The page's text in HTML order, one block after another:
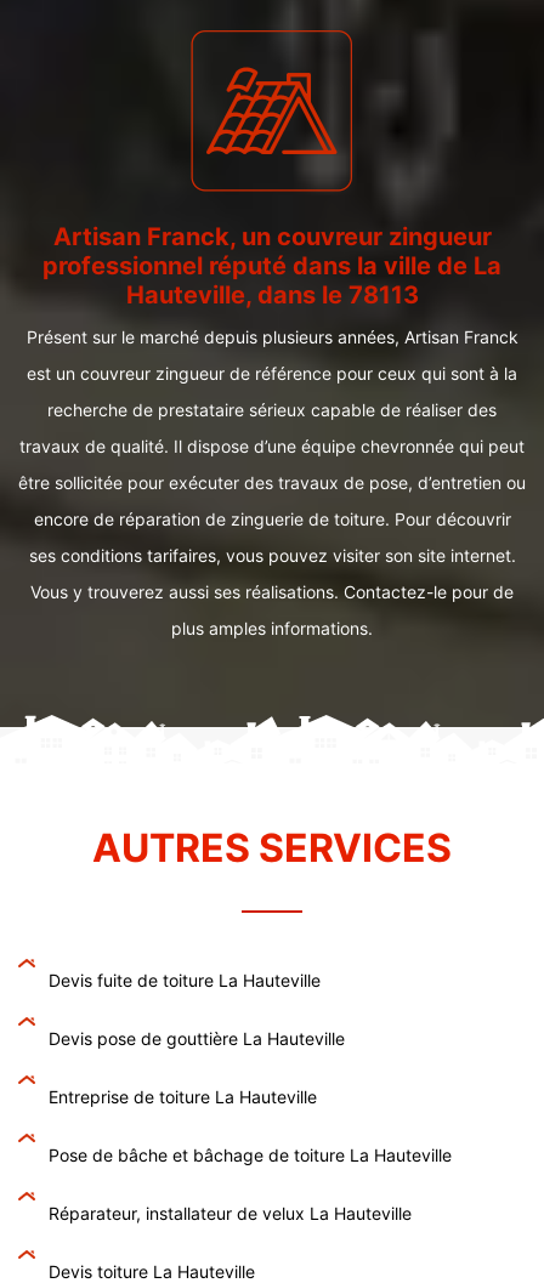
Artisan Franck, un couvreur zingueur
professionnel réputé dans la ville de La
Hauteville, dans le 78113
Présent sur le marché depuis plusieurs années, Artisan Franck
est un couvreur zingueur de référence pour ceux qui sont à la
recherche de prestataire sérieux capable de réaliser des
travaux de qualité. Il dispose d’une équipe chevronnée qui peut
être sollicitée pour exécuter des travaux de pose, d’entretien ou
encore de réparation de zinguerie de toiture. Pour découvrir
ses conditions tarifaires, vous pouvez visiter son site internet.
Vous y trouverez aussi ses réalisations. Contactez-le pour de
plus amples informations.
AUTRES SERVICES
Devis fuite de toiture La Hauteville
Devis pose de gouttière La Hauteville
Entreprise de toiture La Hauteville
Pose de bâche et bâchage de toiture La Hauteville
Réparateur, installateur de velux La Hauteville
Devis toiture La Hauteville